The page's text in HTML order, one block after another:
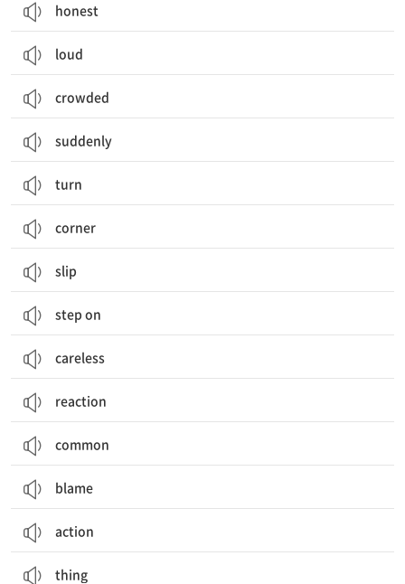
honest
loud
crowded
suddenly
turn
corner
slip
step on
careless
reaction
common
blame
action
thing